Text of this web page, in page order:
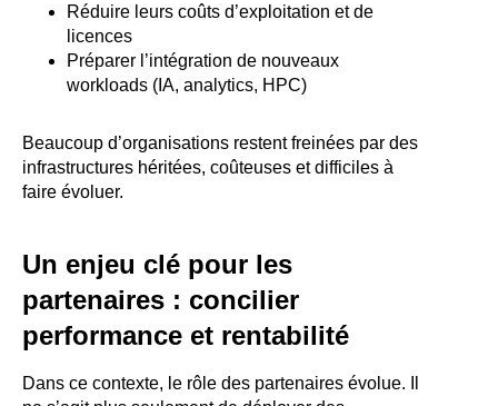
Réduire leurs coûts d’exploitation et de
licences
Préparer l’intégration de nouveaux
workloads (IA, analytics, HPC)
Beaucoup d’organisations restent freinées par des
infrastructures héritées, coûteuses et difficiles à
faire évoluer.
Un enjeu clé pour les
partenaires : concilier
performance et rentabilité
Dans ce contexte, le rôle des partenaires évolue. Il